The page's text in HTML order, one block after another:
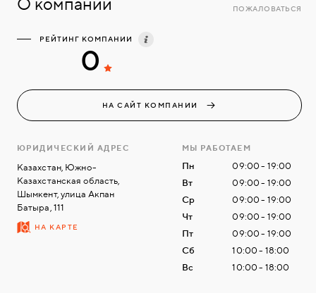
ПОЖАЛОВАТЬСЯ
РЕЙТИНГ КОМПАНИИ
0
НА САЙТ КОМПАНИИ
ЮРИДИЧЕСКИЙ АДРЕС
Казахстан, Южно-
Казахстанская область,
Шымкент, улица Акпан
Батыра, 111
НА КАРТЕ
МЫ РАБОТАЕМ
Пн
09:00 - 19:00
Вт
09:00 - 19:00
Ср
09:00 - 19:00
Чт
09:00 - 19:00
Пт
09:00 - 19:00
Сб
10:00 - 18:00
Вс
10:00 - 18:00